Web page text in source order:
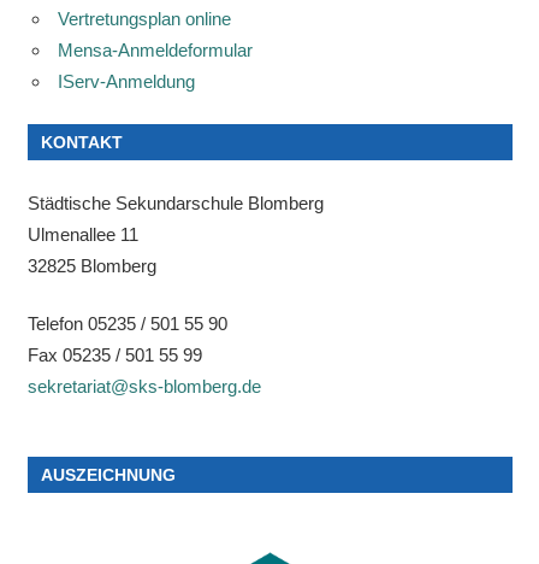
Vertretungsplan online
Mensa-Anmeldeformular
IServ-Anmeldung
KONTAKT
Städtische Sekundarschule Blomberg
Ulmenallee 11
32825 Blomberg
Telefon 05235 / 501 55 90
Fax 05235 / 501 55 99
sekretariat@sks-blomberg.de
AUSZEICHNUNG